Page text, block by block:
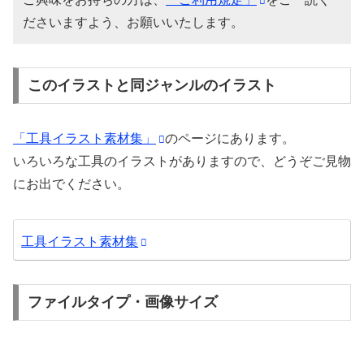
ださいますよう、お願いいたします。
このイラストと同ジャンルのイラスト
「工具イラスト素材集」
のページにあります。
いろいろな工具のイラストがありますので、どうぞご見物
にお出でください。
工具イラスト素材集
ファイルタイプ・画像サイズ